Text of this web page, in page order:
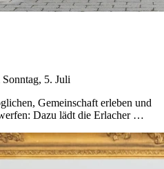
Sonntag, 5. Juli
Gemeinschaft erleben und
Dazu lädt die Erlacher …